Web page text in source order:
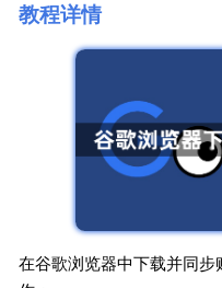
教程详情
在谷歌浏览器中下载并同